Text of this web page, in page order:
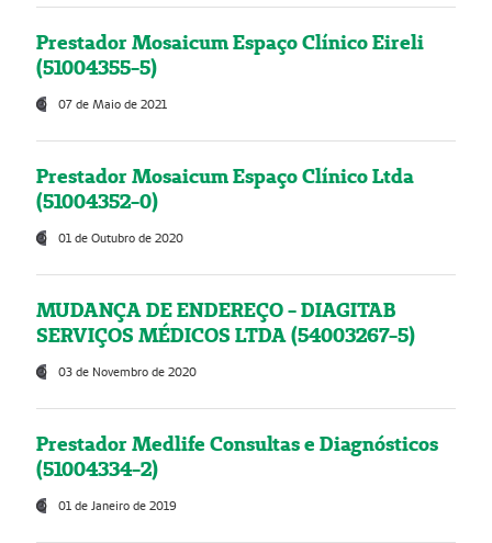
Prestador Mosaicum Espaço Clínico Eireli
(51004355-5)
07 de Maio de 2021
Prestador Mosaicum Espaço Clínico Ltda
(51004352-0)
01 de Outubro de 2020
MUDANÇA DE ENDEREÇO - DIAGITAB
SERVIÇOS MÉDICOS LTDA (54003267-5)
03 de Novembro de 2020
Prestador Medlife Consultas e Diagnósticos
(51004334-2)
01 de Janeiro de 2019